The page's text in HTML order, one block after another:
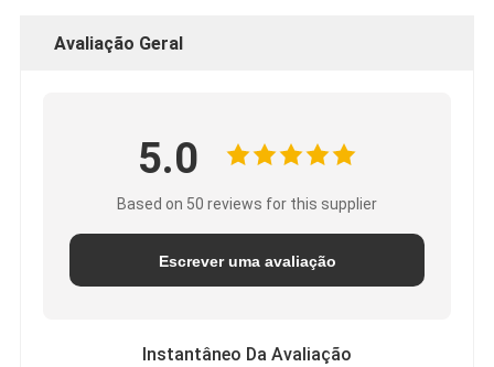
Avaliação Geral
5.0
Based on 50 reviews for this supplier
Escrever uma avaliação
Instantâneo Da Avaliação